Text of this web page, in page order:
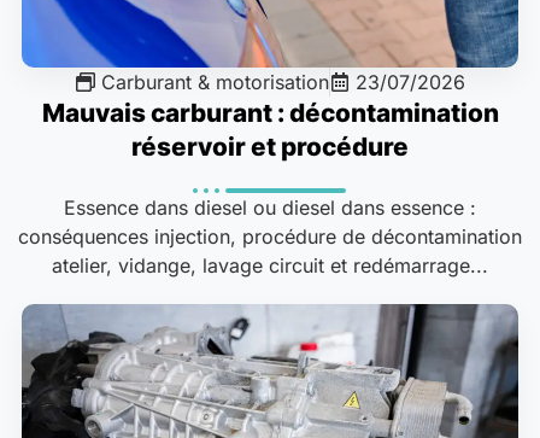
Carburant & motorisation 23/07/2026
Mauvais carburant : décontamination
réservoir et procédure
Essence dans diesel ou diesel dans essence :
conséquences injection, procédure de décontamination
atelier, vidange, lavage circuit et redémarrage...